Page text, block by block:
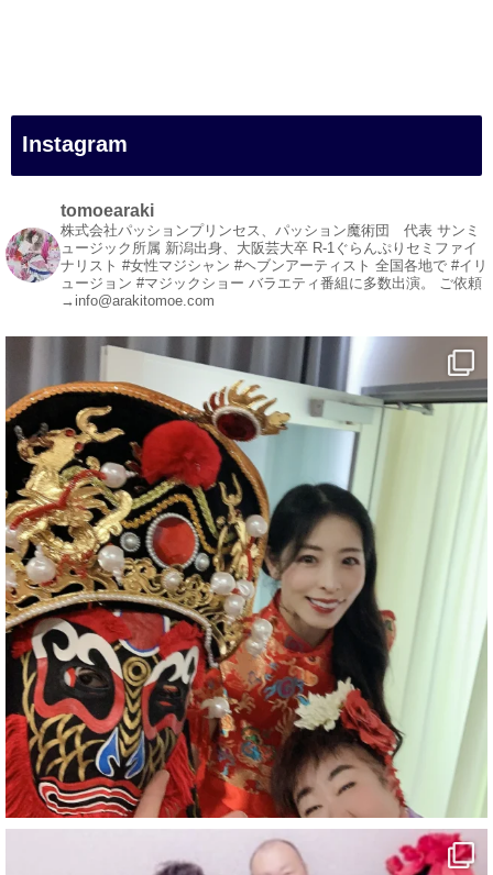
#白浜町
#変面ショー
#イベント
#宴会
#余興
1 5 X
マジシャン派遣 パッションプリンセス【公式】
@comedy_illusion · 7 8月
お疲れ様です
YouTubeを更新しました
https://youtu.be/9sHKhUQBmUE @YouTube
#企業公式がお疲れ様を言い合う
#チャンネル登録おねがいします
#愛媛県
#新居浜市
#マイントピア別子
#泉寿亭
#有形文化財
#四国
#愛媛観光
#旅行
#旅行動画
#一人旅
#観光スポット
Instagram
tomoearaki
株式会社パッションプリンセス、パッション魔術団 代表 サンミ
ュージック所属 新潟出身、大阪芸大卒 R-1ぐらんぷりセミファイ
ナリスト #女性マジシャン #ヘブンアーティスト 全国各地で #イリ
ュージョン #マジックショー バラエティ番組に多数出演。 ご依頼
→info@arakitomoe.com